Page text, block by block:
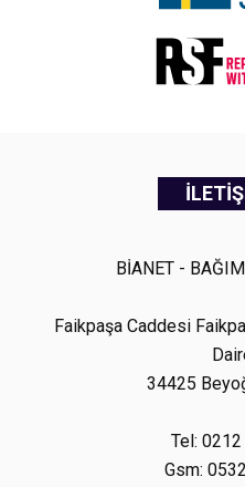
BİANET -
Faikpaşa Caddesi
34425
Tel:
Gsm: